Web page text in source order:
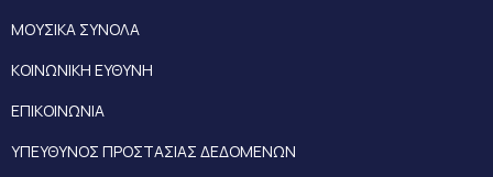
ΜΟΥΣΙΚΑ ΣΥΝΟΛΑ
ΚΟΙΝΩΝΙΚΗ ΕΥΘΥΝΗ
ΕΠΙΚΟΙΝΩΝΙΑ
ΥΠΕΥΘΥΝΟΣ ΠΡΟΣΤΑΣΙΑΣ ΔΕΔΟΜΕΝΩΝ